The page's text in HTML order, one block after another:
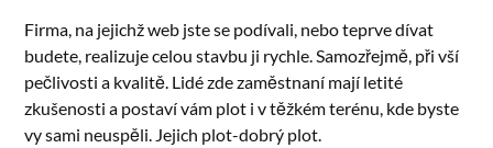
Firma, na jejichž web jste se podívali, nebo teprve dívat
budete, realizuje celou stavbu ji rychle. Samozřejmě, při vší
pečlivosti a kvalitě. Lidé zde zaměstnaní mají letité
zkušenosti a postaví vám plot i v těžkém terénu, kde byste
vy sami neuspěli. Jejich plot-dobrý plot.